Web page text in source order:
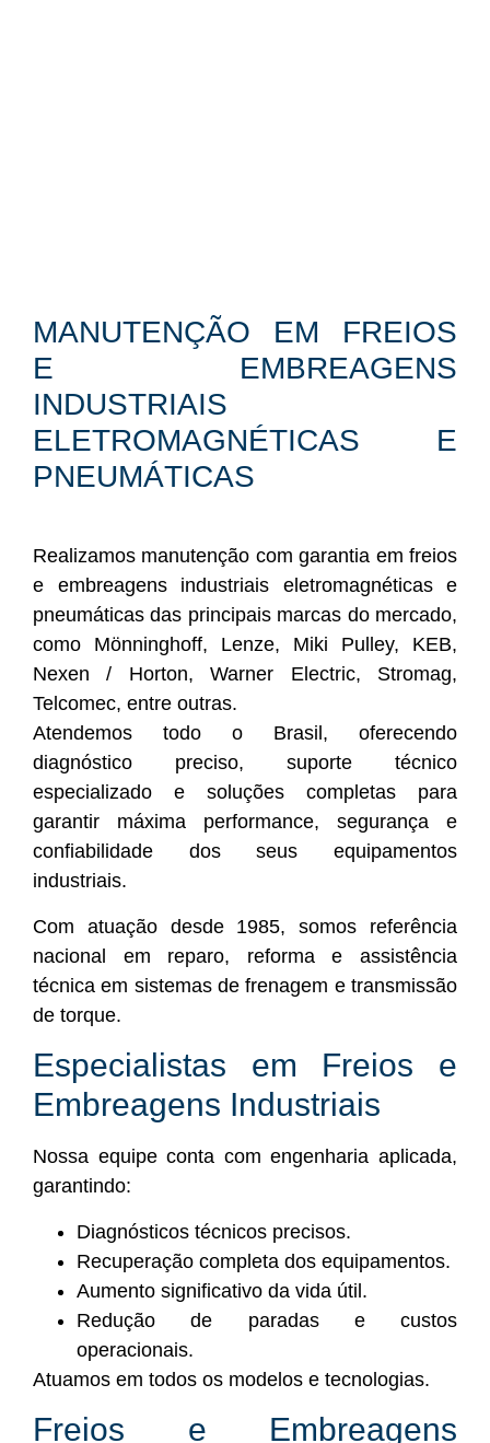
MANUTENÇÃO EM FREIOS
E EMBREAGENS
INDUSTRIAIS
ELETROMAGNÉTICAS E
PNEUMÁTICAS
Realizamos manutenção com garantia em freios
e embreagens industriais eletromagnéticas e
pneumáticas das principais marcas do mercado,
como Mönninghoff, Lenze, Miki Pulley, KEB,
Nexen / Horton, Warner Electric, Stromag,
Telcomec, entre outras.
Atendemos todo o Brasil, oferecendo
diagnóstico preciso, suporte técnico
especializado e soluções completas para
garantir máxima performance, segurança e
confiabilidade dos seus equipamentos
industriais.
Com atuação desde 1985, somos referência
nacional em reparo, reforma e assistência
técnica em sistemas de frenagem e transmissão
de torque.
Especialistas em Freios e
Embreagens Industriais
Nossa equipe conta com engenharia aplicada,
garantindo:
Diagnósticos técnicos precisos.
Recuperação completa dos equipamentos.
Aumento significativo da vida útil.
Redução de paradas e custos
operacionais.
Atuamos em todos os modelos e tecnologias.
Freios e Embreagens